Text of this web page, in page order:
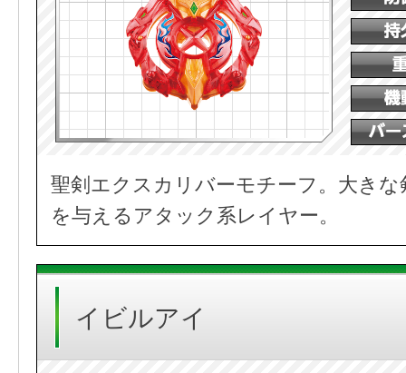
聖剣エクスカリバーモチーフ。大き
を与えるアタック系レイヤー。
イビルアイ